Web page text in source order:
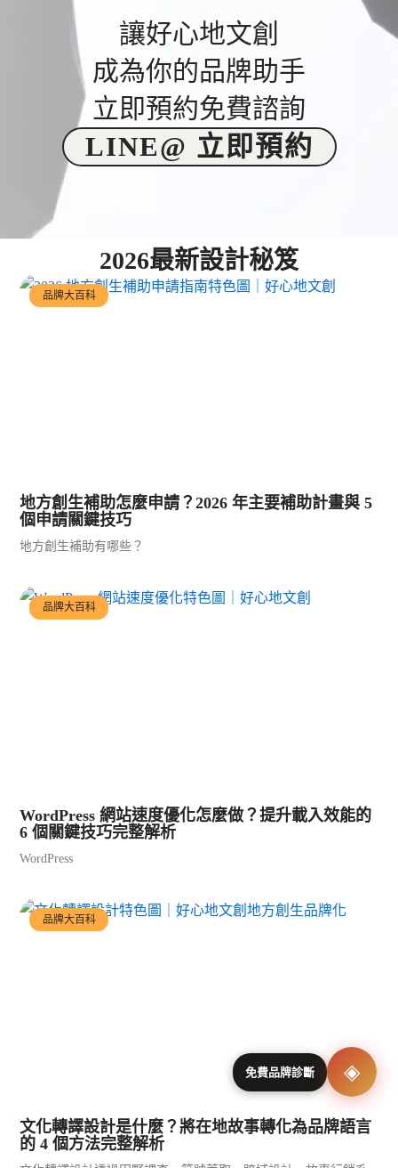
讓好心地文創
成為你的品牌助手
立即預約免費諮詢
LINE@ 立即預約
2026最新設計秘笈
品牌大百科
地方創生補助怎麼申請？2026 年主要補助計畫與 5
個申請關鍵技巧
地方創生補助有哪些？
品牌大百科
WordPress 網站速度優化怎麼做？提升載入效能的
6 個關鍵技巧完整解析
WordPress
品牌大百科
文化轉譯設計是什麼？將在地故事轉化為品牌語言
的 4 個方法完整解析
免費品牌診斷 ◈